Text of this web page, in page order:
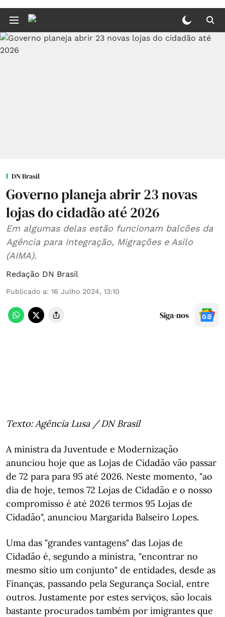
DN Brasil
Governo planeja abrir 23 novas
lojas do cidadão até 2026
Em algumas delas estão funcionam balcões da
Agência para Integração, Migrações e Asilo
(AIMA).
Redação DN Brasil
Publicado a: 16 Julho 2024, 13:10
Siga-nos
Texto: Agência Lusa / DN Brasil
A ministra da Juventude e Modernização
anunciou hoje que as Lojas de Cidadão vão passar
de 72 para para 95 até 2026. Neste momento, "ao
dia de hoje, temos 72 Lojas de Cidadão e o nosso
compromisso é até 2026 termos 95 Lojas de
Cidadão", anunciou Margarida Balseiro Lopes.
Uma das "grandes vantagens" das Lojas de
Cidadão é, segundo a ministra, "encontrar no
mesmo sítio um conjunto" de entidades, desde as
Finanças, passando pela Segurança Social, entre
outros. Justamente por estes serviços, são locais
bastante procurados também por imigrantes que